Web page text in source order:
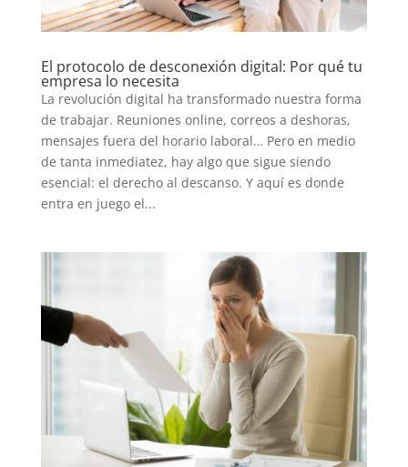
El protocolo de desconexión digital: Por qué tu
empresa lo necesita
La revolución digital ha transformado nuestra forma
de trabajar. Reuniones online, correos a deshoras,
mensajes fuera del horario laboral… Pero en medio
de tanta inmediatez, hay algo que sigue siendo
esencial: el derecho al descanso. Y aquí es donde
entra en juego el...